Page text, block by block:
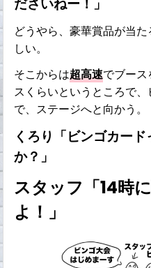
どうやら、豪華賞品が当た
しい。
そこからは超高速でブー
スくらいというところで
で、ステージへと向かう。
くろり「ビンゴカー
か？」
スタッフ「14時
よ！」